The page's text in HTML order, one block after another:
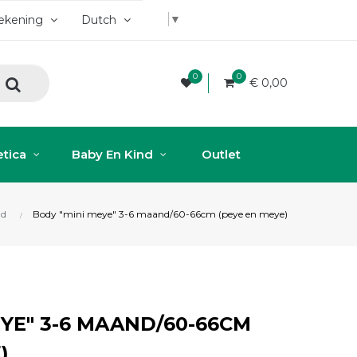
Dutch ▼
0 0 € 0,00
Baby En Kind Outlet
Body "mini meye" 3-6 maand/60-66cm (peye en meye)
3-6 MAAND/60-66CM